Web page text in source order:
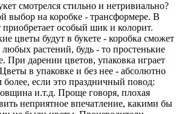
смотрелся стильно и нетривиально?
выбор на коробке - трансформере. В
приобретает особый шик и колорит.
цветы будут в букете - коробка сможет
любых растений, будь - то простенькие
При дарении цветов, упаковка играет
в упаковке и без нее - абсолютно
если это праздничный повод:
и.т.д. Проще говоря, плохая
неприятное впечатление, какими бы